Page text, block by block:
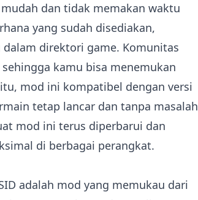
dan tidak memakan waktu
yang sudah disediakan,
direktori game. Komunitas
kamu bisa menemukan
mod ini kompatibel dengan versi
tetap lancar dan tanpa masalah
mod ini terus diperbarui dan
di berbagai perangkat.
adalah mod yang memukau dari